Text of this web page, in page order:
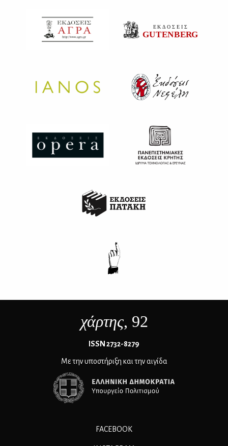
χάρτης, 92
ΙSSN 2732-8279
Με την υποστήριξη και την αιγίδα
FACEBOOK